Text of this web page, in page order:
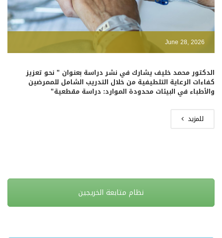
June 28, 2026
الدكتور محمد خليف يشارك في نشر دراسة بعنوان ” نحو تعزيز
كفاءات الرعاية التلطيفية من خلال التدريب الشامل للممرضين
والأطباء في البيئات محدودة الموارد: دراسة مقطعية”
للمزيد
نظام متابعة الخريجين